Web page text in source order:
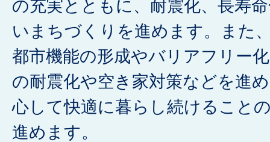
の充実とともに、耐震化、長寿
いまちづくりを進めます。また
都市機能の形成やバリアフリー
の耐震化や空き家対策などを進
心して快適に暮らし続けること
進めます。